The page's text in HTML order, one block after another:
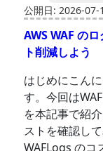
公開日: 2026-07-
AWS WAF の
ト削減しよう
はじめにこん
す。今回は
を本記事で紹
ストを確認し
WAFLogs のコ